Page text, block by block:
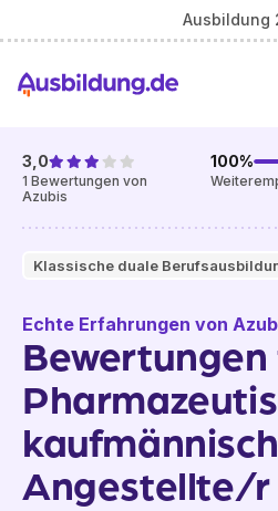
Ausbildung
Klassische duale
3,0
1 Bewertungen von
Azubis
100%
Echte Erfahrungen von
Angestellte/r